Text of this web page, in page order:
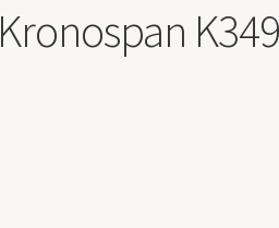
Kronospan K349